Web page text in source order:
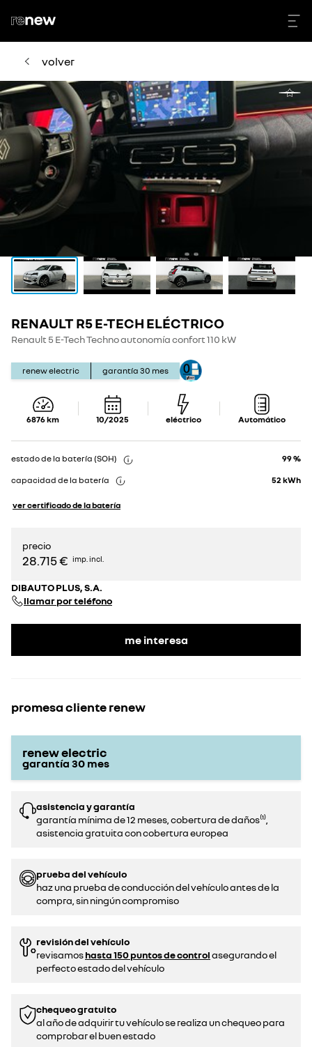
volver
RENAULT R5 E-TECH ELÉCTRICO
Renault 5 E-Tech Techno autonomía confort 110 kW
renew electric garantía 30 mes
6876km 10/2025 eléctrico Automático
estado de la batería (SOH)
Show
99 %
capacidad de la batería
Show
52 kWh
ver certificado de la batería
precio
28.715 € imp. incl.
DIBAUTO PLUS, S.A.
llamar por teléfono
me interesa
promesa cliente renew
renew electric
garantía 30 mes
asistencia y garantía
garantía mínima de 12 meses, cobertura de daños⁽¹⁾,
asistencia gratuita con cobertura europea
prueba del vehículo
haz una prueba de conducción del vehículo antes de la
compra, sin ningún compromiso
revisión del vehículo
revisamoshasta 150 puntos de controlasegurando el
perfecto estado del vehículo
chequeo gratuito
al año de adquirir tu vehículo se realiza un chequeo para
comprobar el buen estado​​